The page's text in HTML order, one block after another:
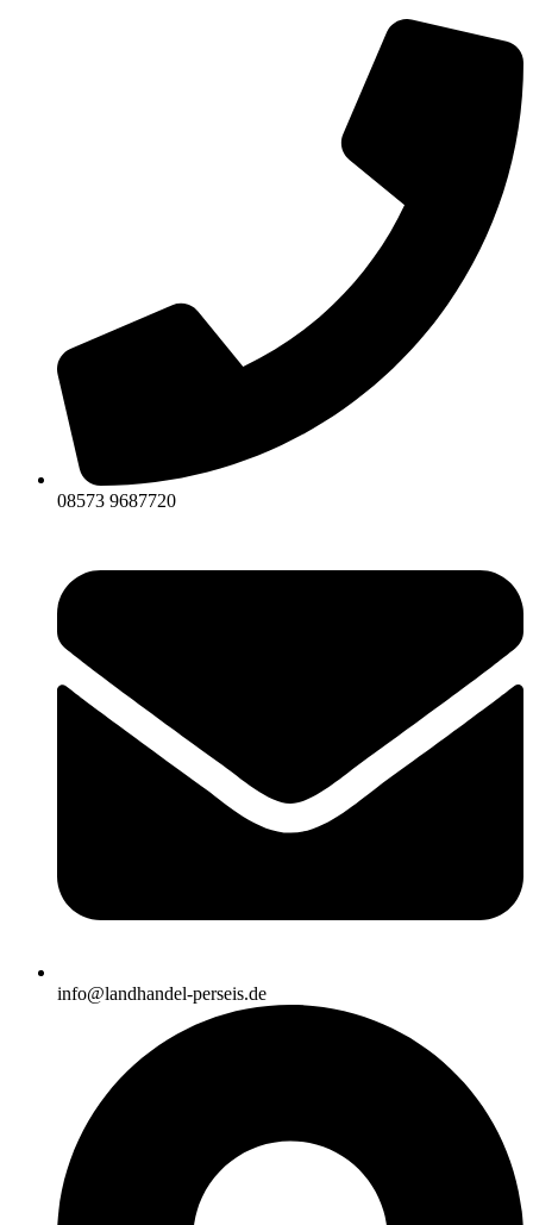
08573 9687720
info@landhandel-perseis.de